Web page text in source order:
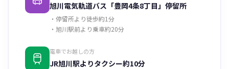
旭川電気軌道バス「豊岡4条8丁目」停留所
・停留所より徒歩約1分
・旭川駅前より乗車約20分
電車でお越しの方
JR旭川駅よりタクシー約10分